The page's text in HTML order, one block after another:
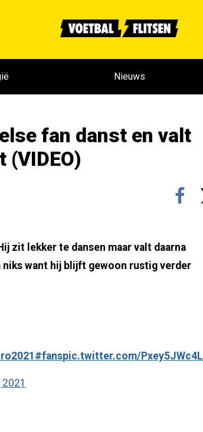
Nieuws
fan danst en valt
zit lekker te dansen maar valt daarna
want hij blijft gewoon rustig verder
#fanspic.twitter.com/Pxey5JWc4L